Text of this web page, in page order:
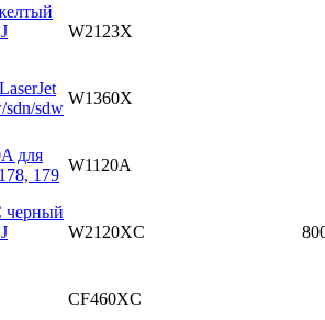
W2123X
sdw
W1360X
для
179
W1120A
черный
W2120XC
CF460XC